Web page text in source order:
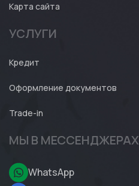
Карта сайта
УСЛУГИ
Кредит
Оформление документов
Trade-in
МЫ В МЕССЕНДЖЕРАХ
WhatsApp